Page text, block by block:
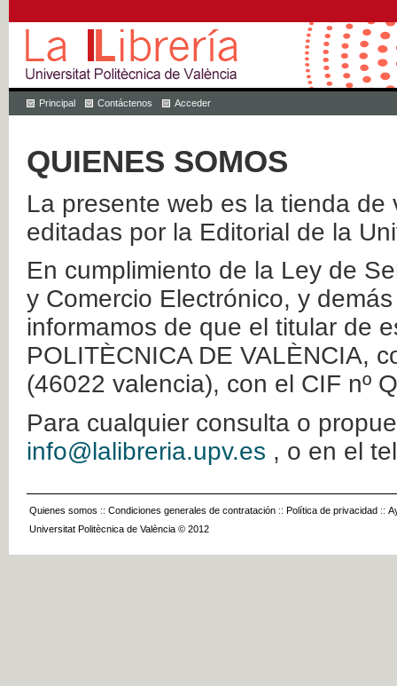
Principal Contáctenos Acceder
QUIENES SOMOS
La presente web es la tienda
editadas por la Editorial de la
En cumplimiento de la Ley de
y Comercio Electrónico, y
informamos de que el titular de
POLITÈCNICA DE VALÈNCIA,
(46022 valencia), con el CIF nº
Para cualquier consulta o
info@lalibreria.upv.es , o en el
Quienes somos :: Condiciones generales de contratación :: Política de privacidad ::
Universitat Politècnica de València © 2012